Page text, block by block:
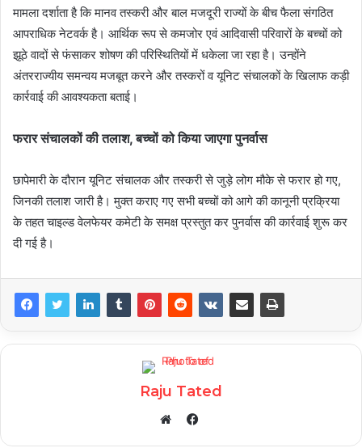
मामला दर्शाता है कि मानव तस्करी और बाल मजदूरी राज्यों के बीच फैला संगठित
आपराधिक नेटवर्क है। आर्थिक रूप से कमजोर एवं आदिवासी परिवारों के बच्चों को
झूठे वादों से फंसाकर शोषण की परिस्थितियों में धकेला जा रहा है। उन्होंने
अंतरराज्यीय समन्वय मजबूत करने और तस्करों व यूनिट संचालकों के खिलाफ कड़ी
कार्रवाई की आवश्यकता बताई।
फरार संचालकों की तलाश, बच्चों को किया जाएगा पुनर्वास
छापेमारी के दौरान यूनिट संचालक और तस्करी से जुड़े लोग मौके से फरार हो गए,
जिनकी तलाश जारी है। मुक्त कराए गए सभी बच्चों को आगे की कानूनी प्रक्रिया
के तहत चाइल्ड वेलफेयर कमेटी के समक्ष प्रस्तुत कर पुनर्वास की कार्रवाई शुरू कर
दी गई है।
Raju Tated
Facebook